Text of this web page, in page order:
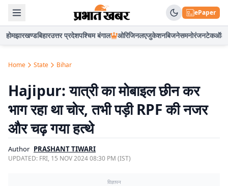
ePaper
होमझारखण्डबिहारउत्तर प्रदेशपश्चिम बंगाल ओरिजिनलएजुकेशनबिजनेसमनोरंजनटेकऑटो
Home State Bihar
Hajipur: यात्री का मोबाइल छीन कर
भाग रहा था चोर, तभी पड़ी RPF की नजर
और चढ़ गया हत्थे
Author PRASHANT TIWARI
UPDATED: FRI, 15 NOV 2024 08:30 PM (IST)
विज्ञापन